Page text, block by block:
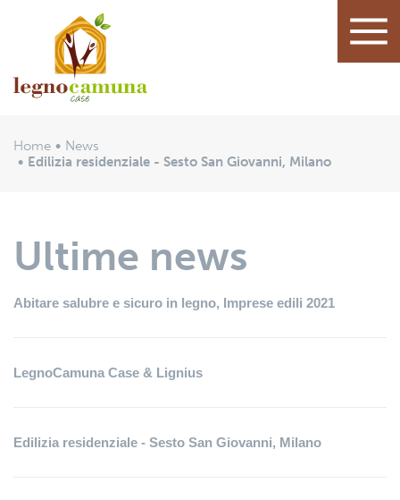
Home
News
Edilizia residenziale - Sesto San Giovanni, Milano
Ultime news
Abitare salubre e sicuro in legno, Imprese edili 2021
LegnoCamuna Case & Lignius
Edilizia residenziale - Sesto San Giovanni, Milano